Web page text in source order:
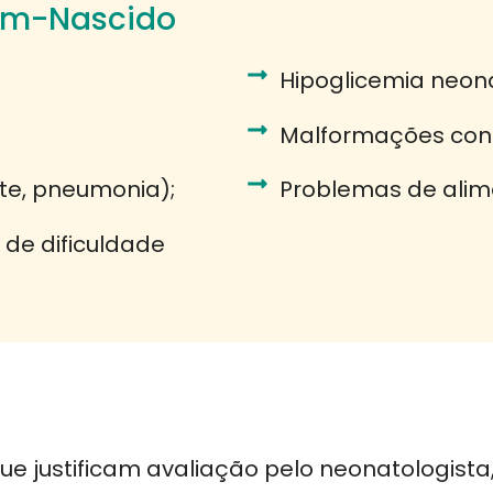
Nascido
pneumonia);
dificuldade
Hipoglicemia
Malformações
Problemas de
justificam avaliação pelo